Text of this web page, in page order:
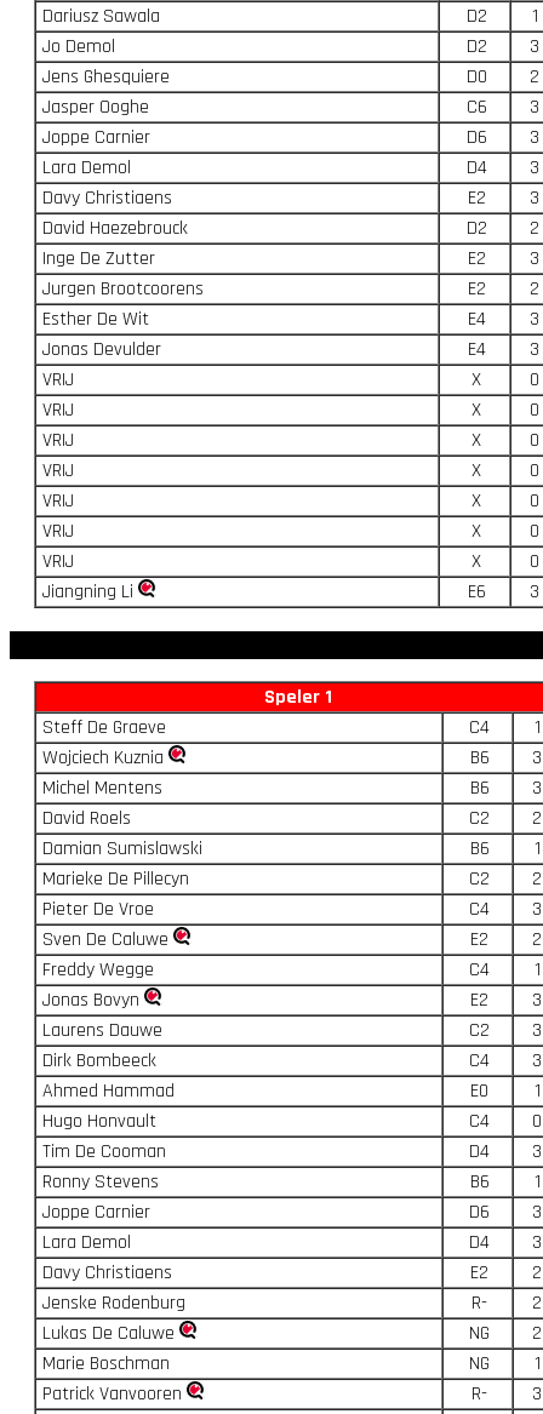
Dariusz Sawala
D2
1
Jo Demol
D2
3
Jens Ghesquiere
D0
2
Jasper Ooghe
C6
3
Joppe Carnier
D6
3
Lara Demol
D4
3
Davy Christiaens
E2
3
David Haezebrouck
D2
2
Inge De Zutter
E2
3
Jurgen Brootcoorens
E2
2
Esther De Wit
E4
3
Jonas Devulder
E4
3
VRIJ
X
0
VRIJ
X
0
VRIJ
X
0
VRIJ
X
0
VRIJ
X
0
VRIJ
X
0
VRIJ
X
0
Jiangning Li
E6 3
Speler 1
Steff De Graeve
C4
1
Wojciech Kuznia
B6
3
Michel Mentens
B6
3
David Roels
C2
2
Damian Sumislawski
B6
1
Marieke De Pillecyn
C2
2
Pieter De Vroe
C4
3
Sven De Caluwe
E2
2
Freddy Wegge
C4
1
Jonas Bovyn
E2
3
Laurens Dauwe
C2
3
Dirk Bombeeck
C4
3
Ahmed Hammad
E0
1
Hugo Honvault
C4
0
Tim De Cooman
D4
3
Ronny Stevens
B6
1
Joppe Carnier
D6
3
Lara Demol
D4
3
Davy Christiaens
E2
2
Jenske Rodenburg
R-
2
Lukas De Caluwe
NG
2
Marie Boschman
NG
1
Patrick Vanvooren
R-
3